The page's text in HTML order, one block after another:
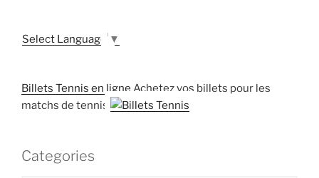
Select Language ▼
Billets Tennis en ligne Achetez vos billets pour les
matchs de tennis
Categories